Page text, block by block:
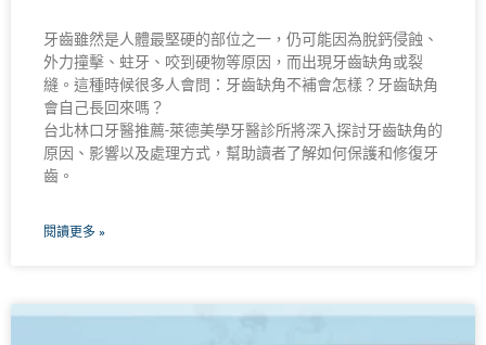
牙齒雖然是人體最堅硬的部位之一，仍可能因為脫鈣侵蝕、
外力撞擊、蛀牙、咬到硬物等原因，而出現牙齒缺角或裂
縫。這種時候很多人會問：牙齒缺角不補會怎樣？牙齒缺角
會自己長回來嗎？
台北林口牙醫推薦-萊德美學牙醫診所將深入探討牙齒缺角的
原因、影響以及處理方式，幫助讀者了解如何保護和修復牙
齒。
閱讀更多 »